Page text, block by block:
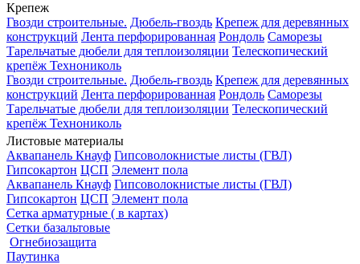
Крепеж
Гвозди строительные. Дюбель-гвоздь Крепеж для деревянных
конструкций Лента перфорированная Рондоль Саморезы
Тарельчатые дюбели для теплоизоляции Телескопический
крепёж Технониколь
Гвозди строительные. Дюбель-гвоздь Крепеж для деревянных
конструкций Лента перфорированная Рондоль Саморезы
Тарельчатые дюбели для теплоизоляции Телескопический
крепёж Технониколь
Листовые материалы
Аквапанель Кнауф Гипсоволокнистые листы (ГВЛ)
Гипсокартон ЦСП Элемент пола
Аквапанель Кнауф Гипсоволокнистые листы (ГВЛ)
Гипсокартон ЦСП Элемент пола
Сетка арматурные ( в картах)
Сетки базальтовые
Огнебиозащита
Паутинка